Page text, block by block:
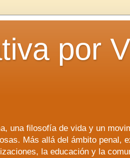
por
una filosofía de vida y un
Más allá del ámbito penal,
la educación y la